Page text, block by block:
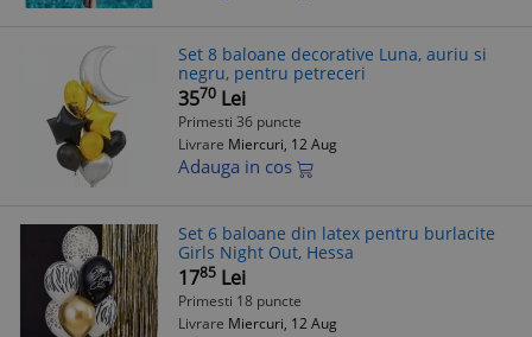
Set 8 baloane decorative Luna, auriu si
negru, pentru petreceri
3570 Lei
Primesti 36 puncte
Livrare Miercuri, 12 Aug
Adauga in cos
Set 6 baloane din latex pentru burlacite
Girls Night Out, Hessa
1785 Lei
Primesti 18 puncte
Livrare Miercuri, 12 Aug